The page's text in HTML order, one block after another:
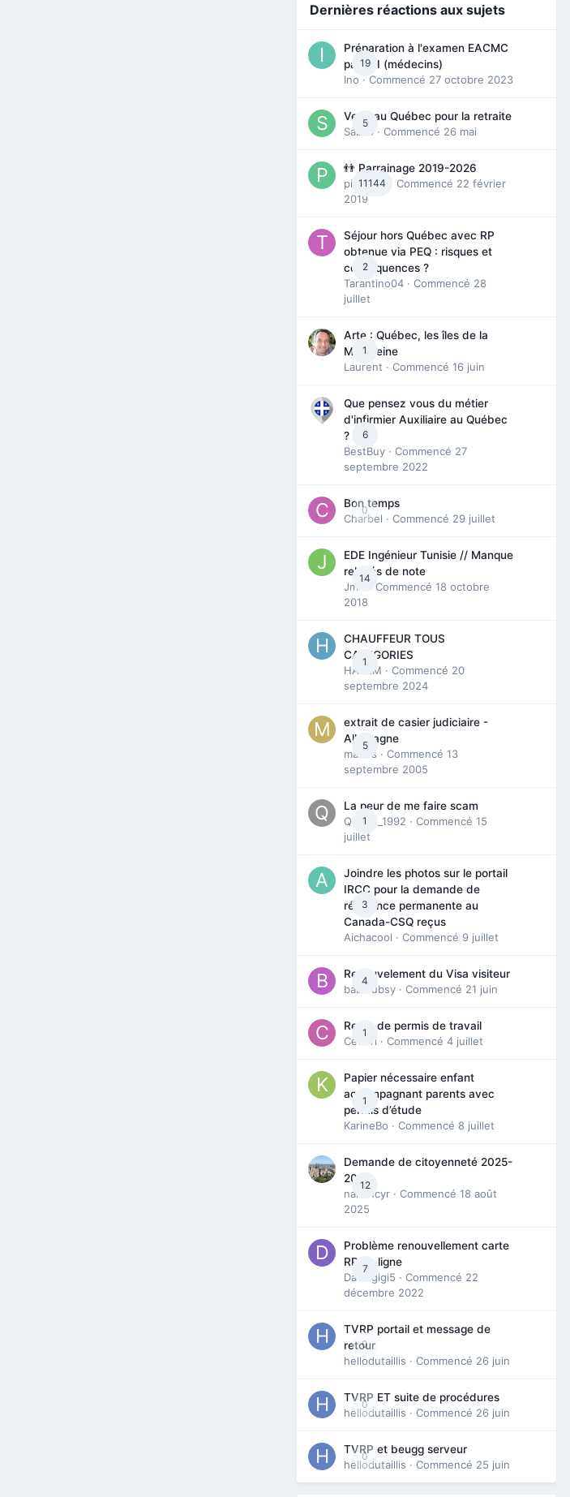
Dernières réactions aux sujets
19
Préparation à l'examen EACMC
partie I (médecins)
Ino · Commencé 27 octobre 2023
5
Venir au Québec pour la retraite
Sab74 · Commencé 26 mai
11144
👬 Parrainage 2019-2026
piinoush
· Commencé 22 février
2019
2
Séjour hors Québec avec RP
obtenue via PEQ : risques et
conséquences ?
Tarantino04 · Commencé 28
juillet
1
Arte : Québec, les îles de la
Madeleine
Laurent · Commencé 16 juin
6
Que pensez vous du métier
d'infirmier Auxiliaire au Québec
?
BestBuy · Commencé 27
septembre 2022
0
Bon temps
Charbel · Commencé 29 juillet
14
EDE Ingénieur Tunisie // Manque
relevés de note
Jmili
· Commencé 18 octobre
2018
1
CHAUFFEUR TOUS
CATEGORIES
HAZEM · Commencé 20
septembre 2024
5
extrait de casier judiciaire -
Allemagne
maries · Commencé 13
septembre 2005
1
La peur de me faire scam
Queen_1992 · Commencé 15
juillet
3
Joindre les photos sur le portail
IRCC pour la demande de
résidence permanente au
Canada-CSQ reçus
Aichacool · Commencé 9 juillet
4
Renouvelement du Visa visiteur
babibubsy · Commencé 21 juin
1
Refus de permis de travail
Cedbri · Commencé 4 juillet
1
Papier nécessaire enfant
accompagnant parents avec
permis d’étude
KarineBo · Commencé 8 juillet
12
Demande de citoyenneté 2025-
2026
nanancyr · Commencé 18 août
2025
7
Problème renouvellement carte
RP en ligne
Davidgigi5 · Commencé 22
décembre 2022
0
TVRP portail et message de
retour
hellodutaillis · Commencé 26 juin
0
TVRP ET suite de procédures
hellodutaillis · Commencé 26 juin
0
TVRP et beugg serveur
hellodutaillis · Commencé 25 juin